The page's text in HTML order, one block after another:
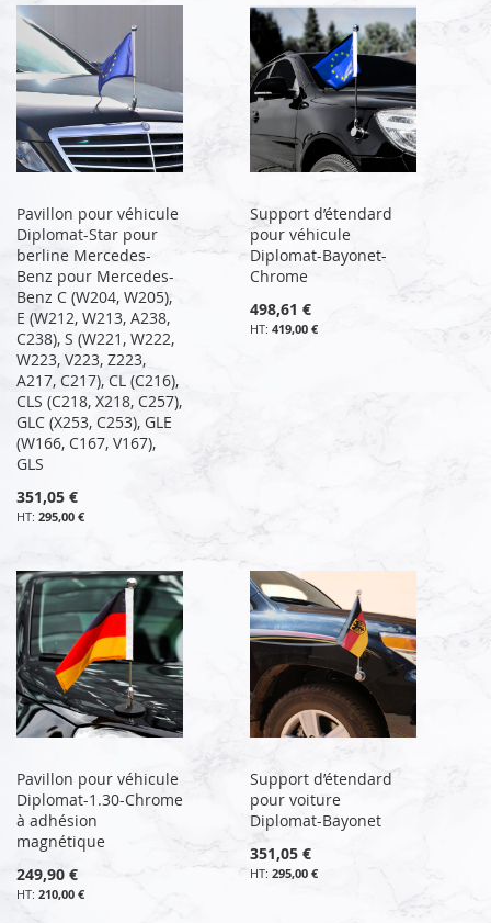
Pavillon pour véhicule
Diplomat-Star pour
berline Mercedes-
Benz pour Mercedes-
Benz C (W204, W205),
E (W212, W213, A238,
C238), S (W221, W222,
W223, V223, Z223,
A217, C217), CL (C216),
CLS (C218, X218, C257),
GLC (X253, C253), GLE
(W166, C167, V167),
GLS
351,05 €
295,00 €
Support d’étendard
pour véhicule
Diplomat-Bayonet-
Chrome
498,61 €
419,00 €
Pavillon pour véhicule
Diplomat-1.30-Chrome
à adhésion
magnétique
249,90 €
210,00 €
Support d’étendard
pour voiture
Diplomat-Bayonet
351,05 €
295,00 €